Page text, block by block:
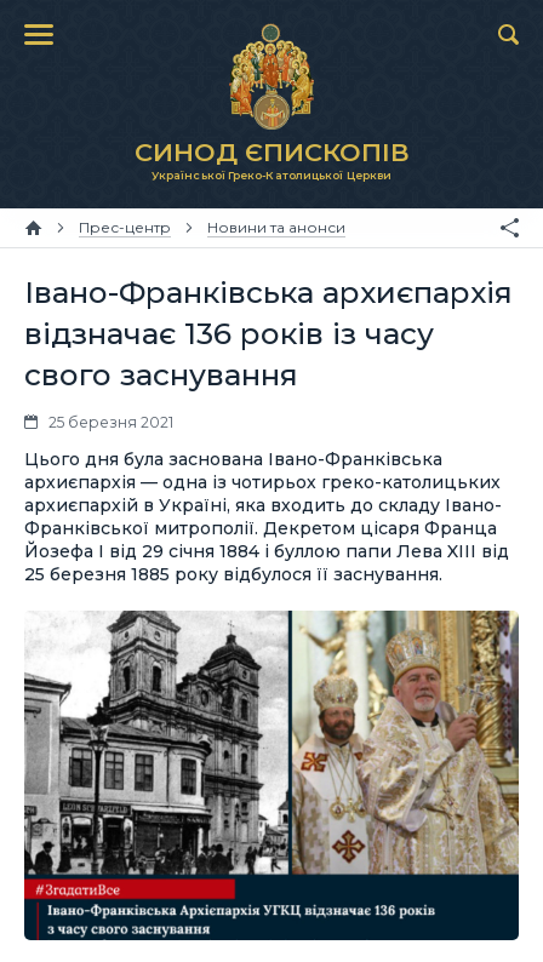
СИНОД ЄПИСКОПІВ
Української Греко-Католицької Церкви
Прес-центр Новини та анонси
Івано-Франківська архиєпархія
відзначає 136 років із часу
свого заснування
25 березня 2021
Цього дня була заснована Івано-Франківська
архиєпархія — одна із чотирьох греко-католицьких
архиєпархій в Україні, яка входить до складу Івано-
Франківської митрополії. Декретом цісаря Франца
Йозефа І від 29 січня 1884 і буллою папи Лева XIII від
25 березня 1885 року відбулося її заснування.